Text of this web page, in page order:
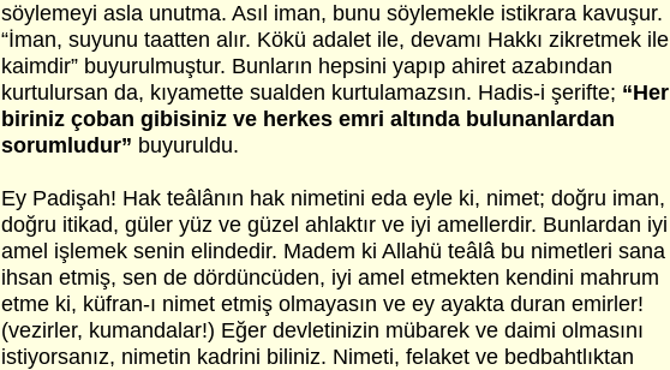
söylemeyi asla unutma. Asıl iman, bunu söylemekle istikrara kavuşur.
“İman, suyunu taatten alır. Kökü adalet ile, devamı Hakkı zikretmek ile
kaimdir” buyurulmuştur. Bunların hepsini yapıp ahiret azabından
kurtulursan da, kıyamette sualden kurtulamazsın. Hadis-i şerifte; “Her
biriniz çoban gibisiniz ve herkes emri altında bulunanlardan
sorumludur” buyuruldu.
Ey Padişah! Hak teâlânın hak nimetini eda eyle ki, nimet; doğru iman,
doğru itikad, güler yüz ve güzel ahlaktır ve iyi amellerdir. Bunlardan iyi
amel işlemek senin elindedir. Madem ki Allahü teâlâ bu nimetleri sana
ihsan etmiş, sen de dördüncüden, iyi amel etmekten kendini mahrum
etme ki, küfran-ı nimet etmiş olmayasın ve ey ayakta duran emirler!
(vezirler, kumandalar!) Eğer devletinizin mübarek ve daimi olmasını
istiyorsanız, nimetin kadrini biliniz. Nimeti, felaket ve bedbahtlıktan